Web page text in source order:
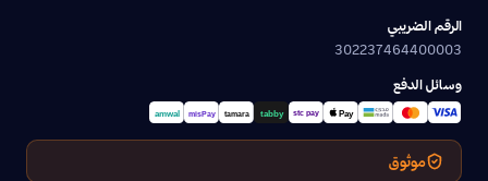
الرقم الضريبي
302237464400003
وسائل الدفع
موثوق